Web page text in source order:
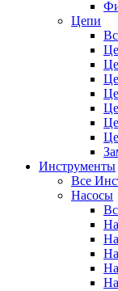
Цепи
Инструменты
Все
Насосы